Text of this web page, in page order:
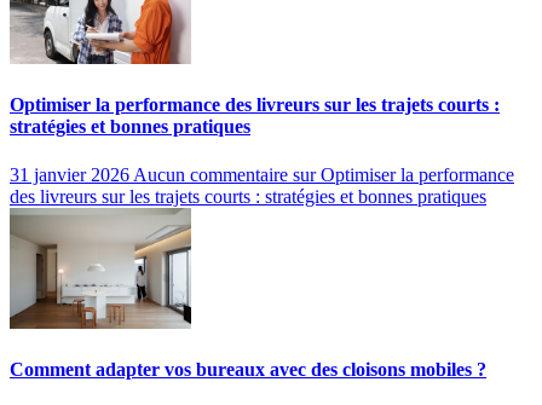
Optimiser la performance des livreurs sur les trajets courts :
stratégies et bonnes pratiques
31 janvier 2026 Aucun commentaire sur Optimiser la performance
des livreurs sur les trajets courts : stratégies et bonnes pratiques
Comment adapter vos bureaux avec des cloisons mobiles ?